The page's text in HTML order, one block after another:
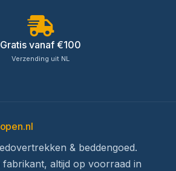
Gratis vanaf €100
Verzending uit NL
& beddengoed.
fabrikant, altijd op voorraad in